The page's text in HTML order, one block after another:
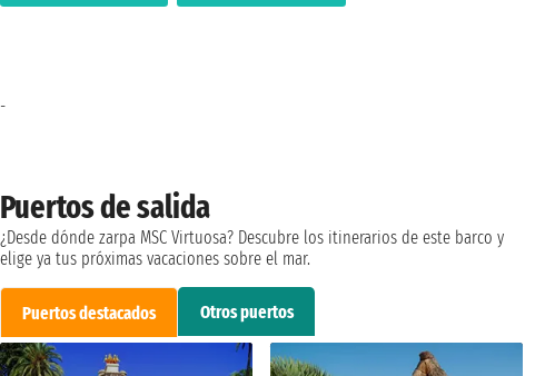
Puertos de salida
¿Desde dónde zarpa MSC Virtuosa? Descubre los itinerarios de este barco y
elige ya tus próximas vacaciones sobre el mar.
Puertos destacados Otros puertos
-